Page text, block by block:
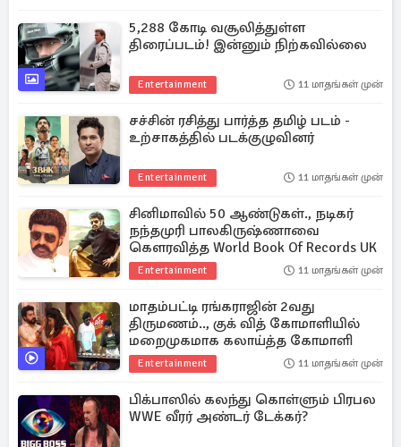
5,288 கோடி வசூலித்துள்ள
திரைப்படம்! இன்னும் நிற்கவில்லை
Entertainment 11 மாதங்கள் முன்
சச்சின் ரசித்து பார்த்த தமிழ் படம் -
உற்சாகத்தில் படக்குழுவினர்
Entertainment 11 மாதங்கள் முன்
சினிமாவில் 50 ஆண்டுகள்., நடிகர்
நந்தமுரி பாலகிருஷ்ணாவை
கௌரவித்த World Book Of Records UK
Entertainment 11 மாதங்கள் முன்
மாதம்பட்டி ரங்கராஜின் 2வது
திருமணம்.., குக் வித் கோமாளியில்
மறைமுகமாக கலாய்த்த கோமாளி
Entertainment 11 மாதங்கள் முன்
பிக்பாஸில் கலந்து கொள்ளும் பிரபல
WWE வீரர் அண்டர் டேக்கர்?